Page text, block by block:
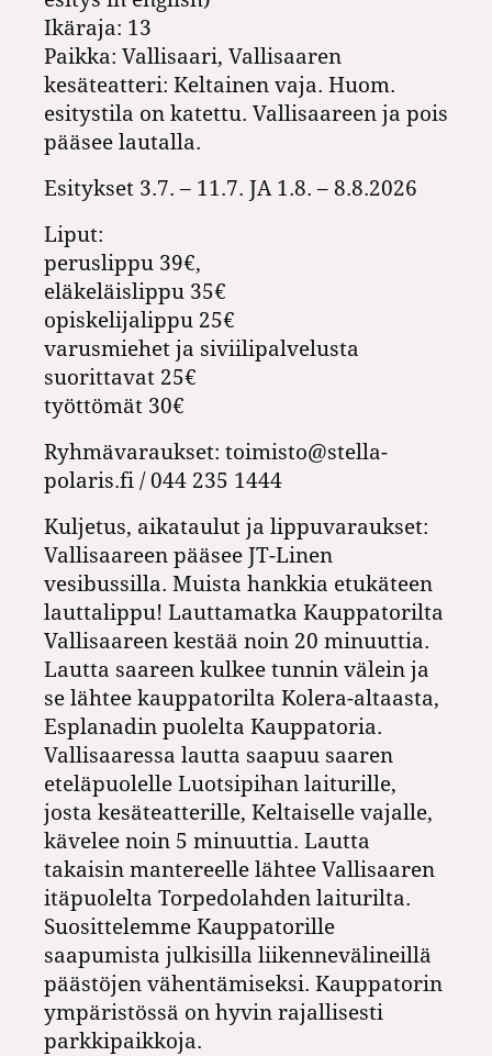
Ikäraja: 13
Paikka: Vallisaari, Vallisaaren
kesäteatteri: Keltainen vaja. Huom.
esitystila on katettu. Vallisaareen ja pois
pääsee lautalla.
Esitykset 3.7. – 11.7. JA 1.8. – 8.8.2026
Liput:
peruslippu 39€,
eläkeläislippu 35€
opiskelijalippu 25€
varusmiehet ja siviilipalvelusta
suorittavat 25€
työttömät 30€
Ryhmävaraukset: toimisto@stella-
polaris.fi / 044 235 1444
Kuljetus, aikataulut ja lippuvaraukset:
Vallisaareen pääsee JT-Linen
vesibussilla. Muista hankkia etukäteen
lauttalippu! Lauttamatka Kauppatorilta
Vallisaareen kestää noin 20 minuuttia.
Lautta saareen kulkee tunnin välein ja
se lähtee kauppatorilta Kolera-altaasta,
Esplanadin puolelta Kauppatoria.
Vallisaaressa lautta saapuu saaren
eteläpuolelle Luotsipihan laiturille,
josta kesäteatterille, Keltaiselle vajalle,
kävelee noin 5 minuuttia. Lautta
takaisin mantereelle lähtee Vallisaaren
itäpuolelta Torpedolahden laiturilta.
Suosittelemme Kauppatorille
saapumista julkisilla liikenne­välineillä
päästöjen vähentämiseksi. Kauppatorin
ympäristössä on hyvin rajallisesti
parkkipaikkoja.